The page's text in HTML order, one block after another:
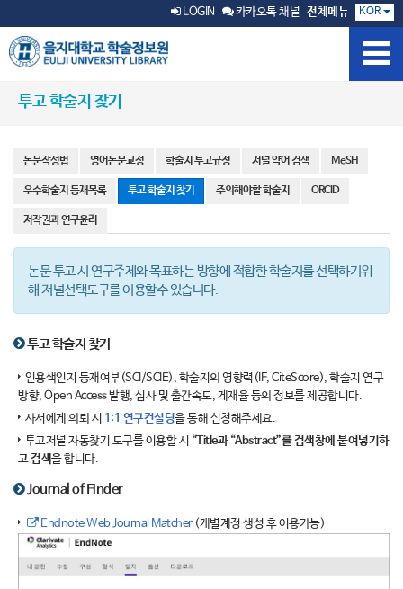
LOGIN 카카오톡 채널 전체메뉴 KOR
투고 학술지 찾기
논문작성법 영어논문교정 학술지 투고규정 저널 약어 검색 MeSH
우수학술지 등재목록 투고 학술지 찾기 주의해야할 학술지 ORCID
저작권과 연구윤리
논문 투고 시 연구주제와 목표하는 방향에 적합한 학술지를 선택하기위
해 저널선택도구를 이용할수 있습니다.
투고 학술지 찾기
인용색인지 등재여부(SCI/SCIE), 학술지의 영향력(IF, CiteScore), 학술지 연구
방향, Open Access 발행, 심사 및 출간속도, 게재율 등의 정보를 제공합니다.
사서에게 의뢰 시 1:1 연구컨설팅을 통해 신청해주세요.
투고저널 자동찾기 도구를 이용할 시 “Title과 “Abstract”를 검색창에 붙여넣기하
고 검색을 합니다.
Journal of Finder
Endnote Web Journal Matcher(개별계정 생성 후 이용가능)